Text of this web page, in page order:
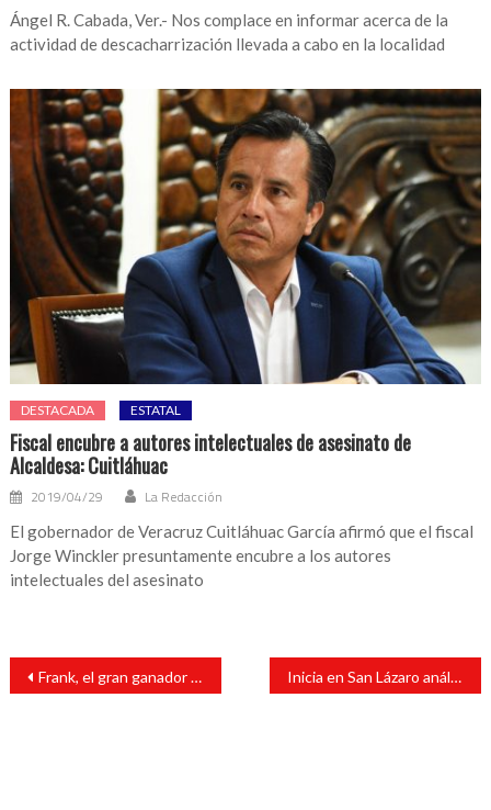
Ángel R. Cabada, Ver.- Nos complace en informar acerca de la
actividad de descacharrización llevada a cabo en la localidad
DESTACADA ESTATAL
Fiscal encubre a autores intelectuales de asesinato de
Alcaldesa: Cuitláhuac
2019/04/29 La Redacción
El gobernador de Veracruz Cuitláhuac García afirmó que el fiscal
Jorge Winckler presuntamente encubre a los autores
intelectuales del asesinato
Navegación
entradas
Frank, el gran ganador de Yo Canto Inicia en San Lázaro análisis del dictamen sobre Guardia Nacional